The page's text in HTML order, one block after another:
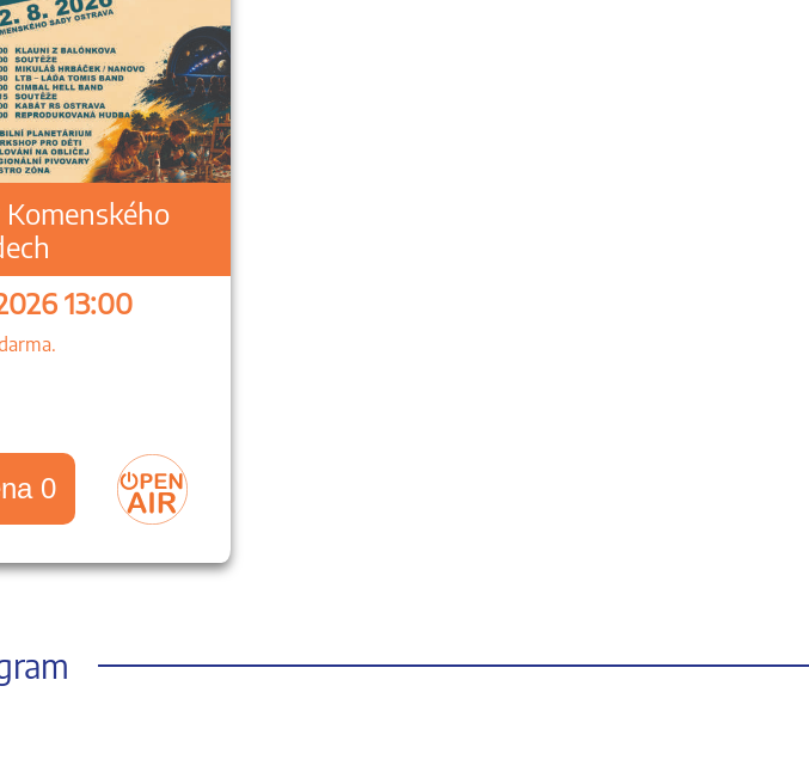
Komenského
13:00
0